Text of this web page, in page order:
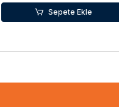
Sepete Ekle